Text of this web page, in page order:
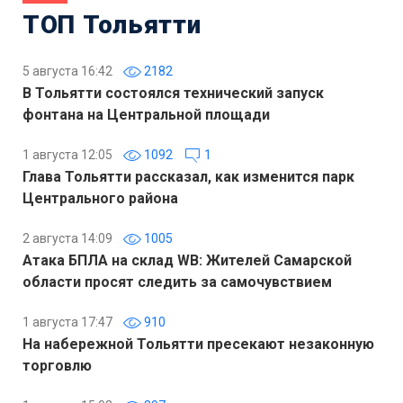
ТОП Тольятти
5 августа 16:42 2182
В Тольятти состоялся технический запуск
фонтана на Центральной площади
1 августа 12:05 1092 1
Глава Тольятти рассказал, как изменится парк
Центрального района
2 августа 14:09 1005
Атака БПЛА на склад WB: Жителей Самарской
области просят следить за самочувствием
1 августа 17:47 910
На набережной Тольятти пресекают незаконную
торговлю